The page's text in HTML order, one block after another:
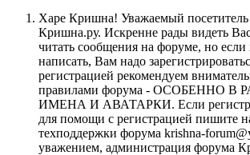
Харе Кришна! Уважаемый
Кришна.ру. Искренне рады видеть
читать сообщения на форуме, но если
написать, Вам надо
регистрацией рекомендуем
правилами форума - ОСОБЕННО В
ИМЕНА И АВАТАРКИ. Если
для помощи с регистрацией пишите
техподдержки форума krishna-
уважением, администрация форума